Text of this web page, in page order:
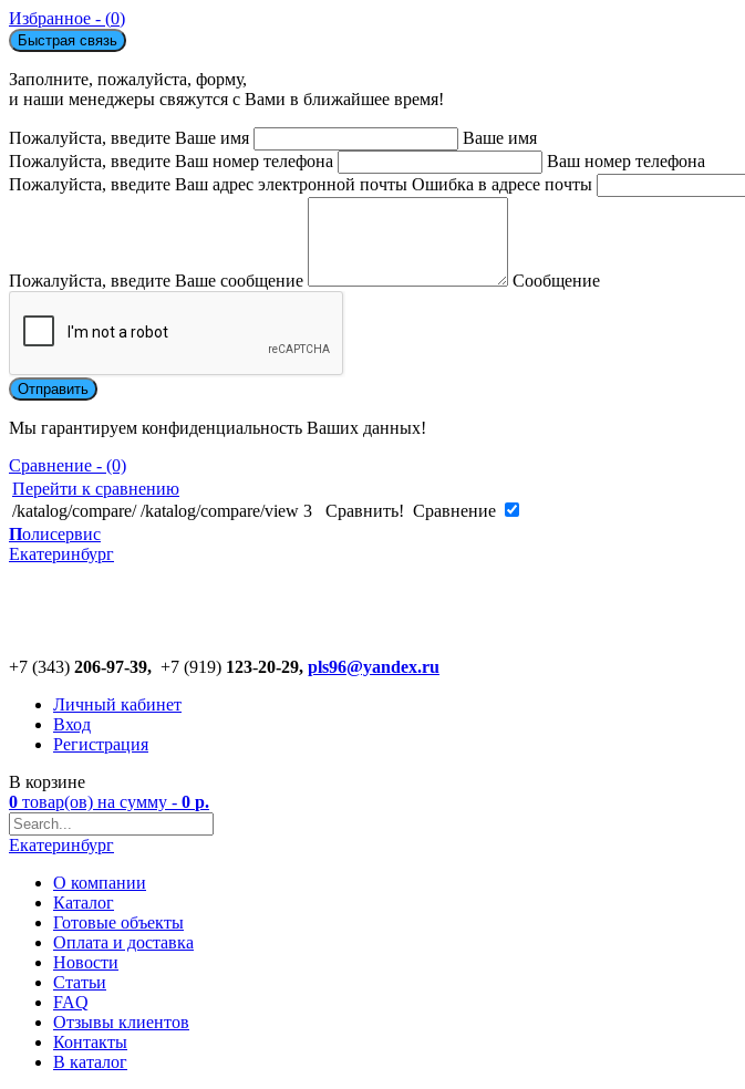
Избранное - (0)
Быстрая связь
Заполните, пожалуйста, форму,
и наши менеджеры свяжутся с Вами в ближайшее время!
Пожалуйста, введите Ваше имя
Ваше имя
Пожалуйста, введите Ваш номер телефона
Ваш номер телефона
Пожалуйста, введите Ваш адрес электронной почты Ошибка в адресе почты
Пожалуйста, введите Ваше сообщение Сообщение
Мы гарантируем конфиденциальность Ваших данных!
Сравнение - (0)
Перейти к сравнению
/katalog/compare/ /katalog/compare/view 3 Сравнить! Cравнение
Полисервис
Екатеринбург
+7 (343) 206-97-39, +7 (919) 123-20-29, pls96@yandex.ru
Личный кабинет
Вход
Регистрация
В корзине
0 товар(ов) на сумму - 0 р.
Екатеринбург
О компании
Каталог
Готовые объекты
Оплата и доставка
Новости
Статьи
FAQ
Отзывы клиентов
Контакты
В каталог